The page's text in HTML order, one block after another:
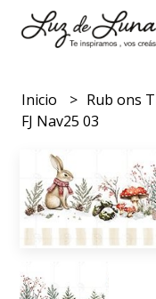
Inicio Rub ons
FJ Nav25 03